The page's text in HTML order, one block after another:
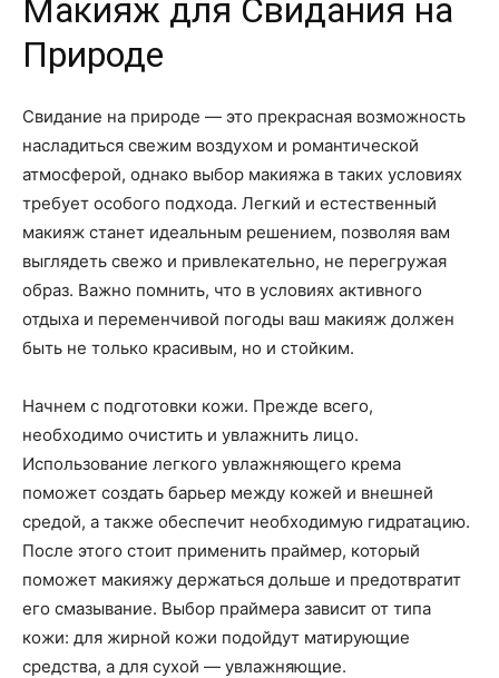
Макияж для Свидания на
Природе
Свидание на природе — это прекрасная возможность
насладиться свежим воздухом и романтической
атмосферой, однако выбор макияжа в таких условиях
требует особого подхода. Легкий и естественный
макияж станет идеальным решением, позволяя вам
выглядеть свежо и привлекательно, не перегружая
образ. Важно помнить, что в условиях активного
отдыха и переменчивой погоды ваш макияж должен
быть не только красивым, но и стойким.
Начнем с подготовки кожи. Прежде всего,
необходимо очистить и увлажнить лицо.
Использование легкого увлажняющего крема
поможет создать барьер между кожей и внешней
средой, а также обеспечит необходимую гидратацию.
После этого стоит применить праймер, который
поможет макияжу держаться дольше и предотвратит
его смазывание. Выбор праймера зависит от типа
кожи: для жирной кожи подойдут матирующие
средства, а для сухой — увлажняющие.